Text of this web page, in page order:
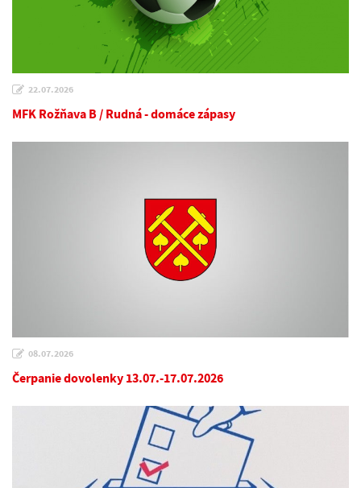
22.07.2026
MFK Rožňava B / Rudná - domáce zápasy
08.07.2026
Čerpanie dovolenky 13.07.-17.07.2026